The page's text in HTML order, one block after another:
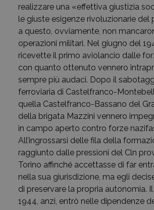
realizzare una «effettiva giustizia
le giuste esigenze rivoluzionarie del
a questo, ovviamente, non
operazioni militari. Nel giugno del
ricevette il primo aviolancio dalle
con quanto ottenuto vennero
sempre più audaci. Dopo il
ferroviaria di Castelfranco-
quella Castelfranco-Bassano del
della brigata Mazzini vennero
in campo aperto contro forze
All’ingrossarsi delle fila della
raggiunto dalle pressioni del Cln
Torino affinché accettasse di far
nella sua giurisdizione, ma egli
di preservare la propria autonomia.
1944, anzi, entrò nelle dipendenze